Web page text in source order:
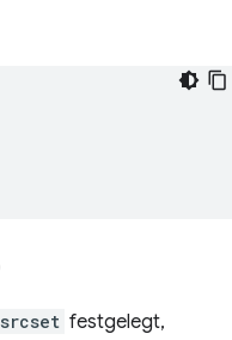
srcset festgelegt,